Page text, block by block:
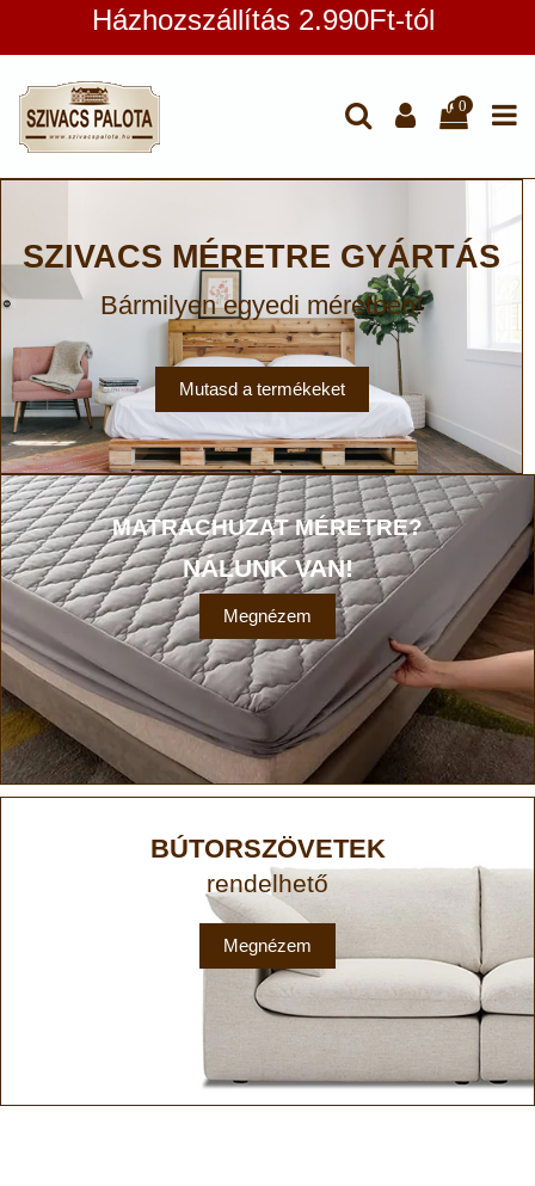
Házhozszállítás 2.990Ft-tól
0
SZIVACS MÉRETRE GYÁRTÁS
Bármilyen egyedi méretben!
Mutasd a termékeket
MATRACHUZAT MÉRETRE?
NÁLUNK VAN!
Megnézem
BÚTORSZÖVETEK
rendelhető
Megnézem